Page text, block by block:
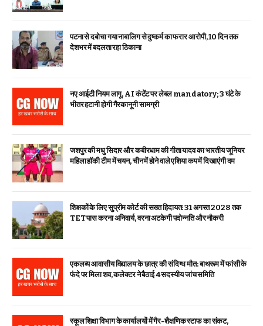
पटना से दबोचा गया नाबालिग से दुष्कर्म का फरार आरोपी, 10 दिन तक
देशभर में बदलता रहा ठिकाना
नए आईटी नियम लागू, AI कंटेंट पर लेबल mandatory; 3 घंटे के
भीतर हटानी होगी गैरकानूनी सामग्री
जशपुर की मधु सिदार और कबीरधाम की गीता यादव का भारतीय जूनियर
महिला हॉकी टीम में चयन, चीन में होने वाले एशिया कप में दिखाएंगी दम
शिक्षकों के लिए सुप्रीम कोर्ट की सख्त हिदायत: 31 अगस्त 2028 तक
TET पास करना अनिवार्य, वरना अटकेगी पदोन्नति और नौकरी
एकलव्य आवासीय विद्यालय के छात्र की संदिग्ध मौत: बाथरूम में फांसी के
फंदे पर मिला शव, कलेक्टर ने बैठाई 4 सदस्यीय जांच समिति
स्कूल शिक्षा विभाग के कार्यालयों में गैर-शैक्षणिक स्टाफ का संकट,